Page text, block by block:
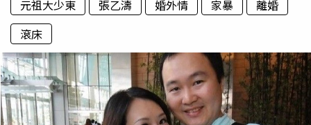
元祖大少東 張乙濤 婚外情 家暴
離婚
滾床